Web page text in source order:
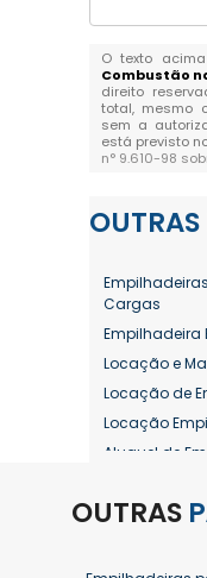
O texto
Combustão
direito
total, mesmo
sem a
está previsto
n° 9.610-98
OUTRAS
Cargas
Empilhadeira
Locação e
Locação de
Locação
Aluguel de
Aluguel de
Aluguel de
OUTRAS